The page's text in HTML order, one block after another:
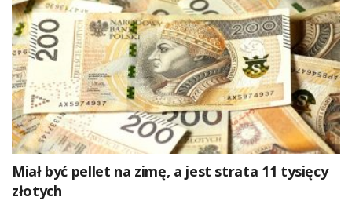
Miał być pellet na zimę, a jest strata 11 tysięcy
złotych